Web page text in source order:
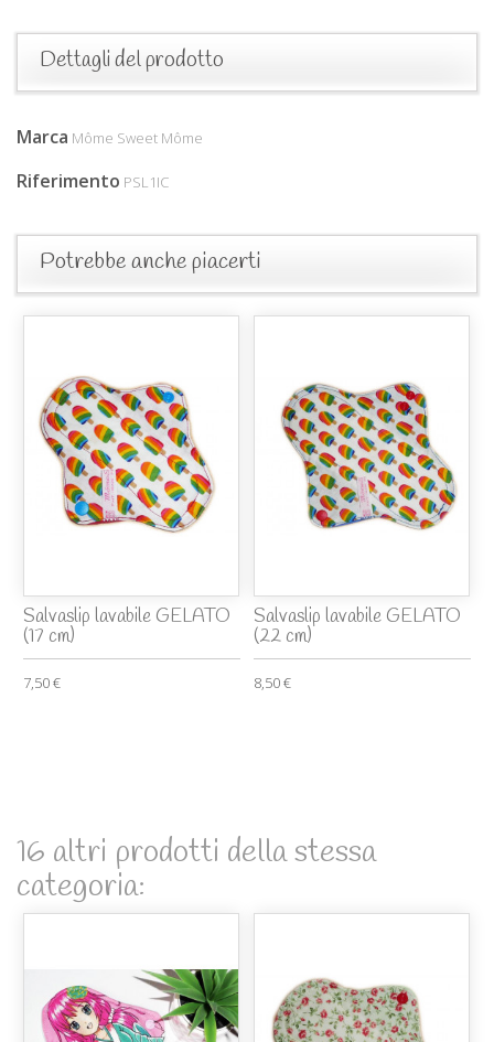
Dettagli del prodotto
Marca Môme Sweet Môme
Riferimento PSL1IC
Potrebbe anche piacerti
Salvaslip lavabile GELATO
(17 cm)
7,50 €
Salvaslip lavabile GELATO
(22 cm)
8,50 €
16 altri prodotti della stessa
categoria: